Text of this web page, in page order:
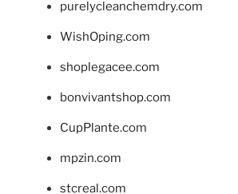
purelycleanchemdry.com
WishOping.com
shoplegacee.com
bonvivantshop.com
CupPlante.com
mpzin.com
stcreal.com